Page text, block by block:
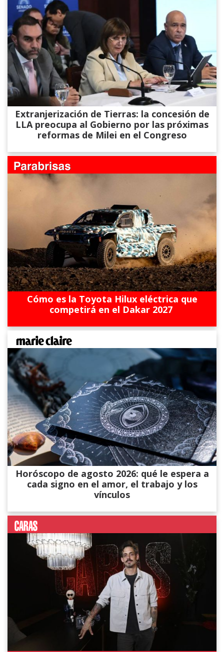
Extranjerización de Tierras: la concesión de
LLA preocupa al Gobierno por las próximas
reformas de Milei en el Congreso
Cómo es la Toyota Hilux eléctrica que
competirá en el Dakar 2027
Horóscopo de agosto 2026: qué le espera a
cada signo en el amor, el trabajo y los
vínculos